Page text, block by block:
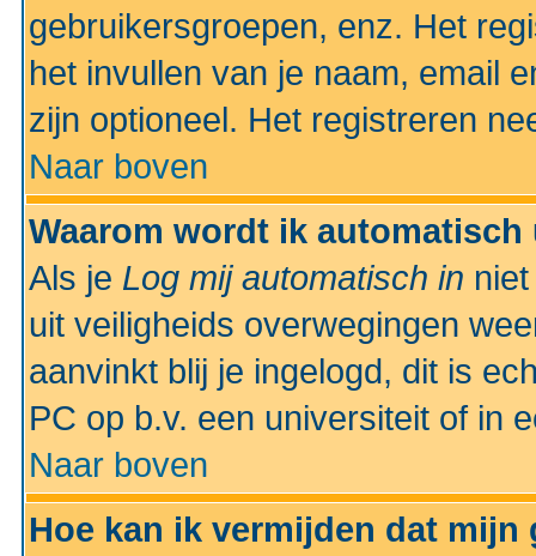
gebruikersgroepen, enz. Het
het invullen van je naam, email
zijn optioneel. Het registreren
Naar boven
Waarom wordt ik
Als je Log mij automatisch in
uit veiligheids overwegingen
aanvinkt blij je ingelogd, dit is
PC op b.v. een universiteit of in
Naar boven
Hoe kan ik vermijden dat